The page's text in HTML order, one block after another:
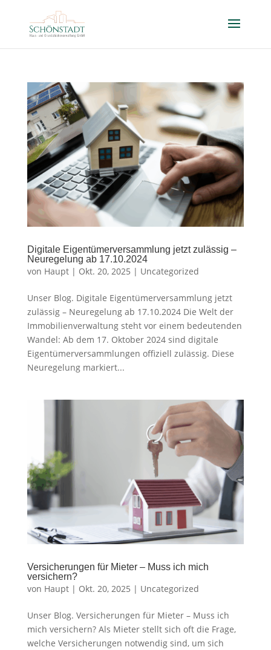
Digitale Eigentümerversammlung jetzt zulässig –
Neuregelung ab 17.10.2024
von Haupt| Okt. 20, 2025 | Uncategorized
Unser Blog. Digitale Eigentümerversammlung jetzt
zulässig – Neuregelung ab 17.10.2024 Die Welt der
Immobilienverwaltung steht vor einem bedeutenden
Wandel: Ab dem 17. Oktober 2024 sind digitale
Eigentümerversammlungen offiziell zulässig. Diese
Neuregelung markiert...
Versicherungen für Mieter – Muss ich mich
versichern?
von Haupt| Okt. 20, 2025 | Uncategorized
Unser Blog. Versicherungen für Mieter – Muss ich
mich versichern? Als Mieter stellt sich oft die Frage,
welche Versicherungen notwendig sind, um sich